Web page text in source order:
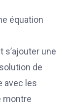
équation
une
de
avec les
montre